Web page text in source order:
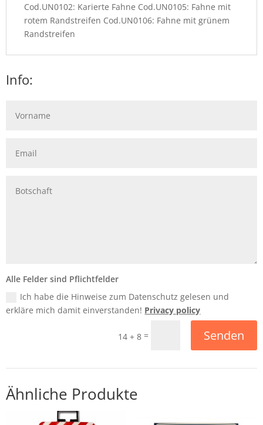
Cod.UN0102: Karierte Fahne Cod.UN0105: Fahne mit
rotem Randstreifen Cod.UN0106: Fahne mit grünem
Randstreifen
Info:
Alle Felder sind Pflichtfelder
Ich habe die Hinweise zum Datenschutz gelesen und
erkläre mich damit einverstanden! Privacy policy
14 + 8 = Senden
Ähnliche Produkte